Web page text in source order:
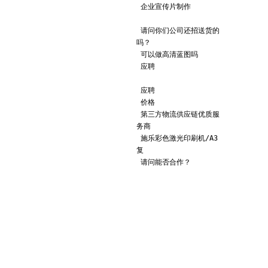
企业宣传片制作
请问你们公司还招送货的
吗？
可以做高清蓝图吗
应聘
应聘
价格
第三方物流供应链优质服
务商
施乐彩色激光印刷机/A3
复
请问能否合作？